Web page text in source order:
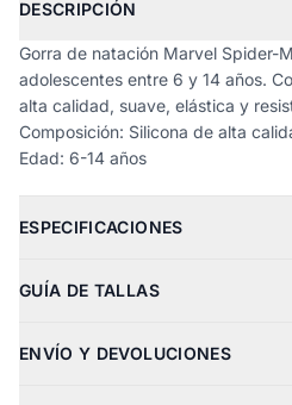
DESCRIPCIÓN
Gorra de natación Marvel Spider-
adolescentes entre 6 y 14 años.
alta calidad, suave, elástica y
Composición: Silicona de alta
Edad: 6-14 años
ESPECIFICACIONES
GUÍA DE TALLAS
ENVÍO Y DEVOLUCIONES